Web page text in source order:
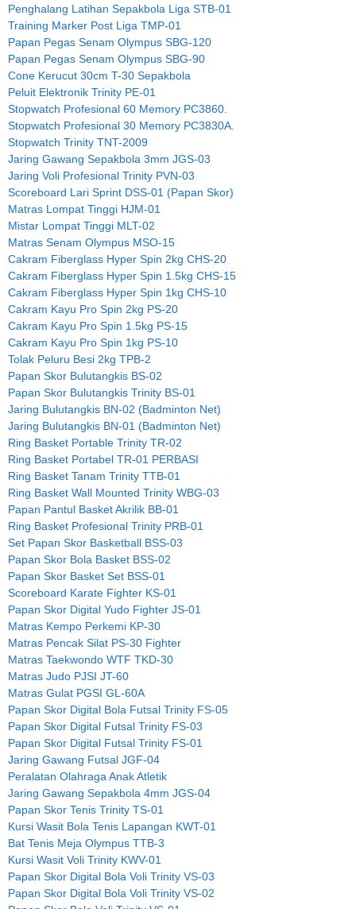
Penghalang Latihan Sepakbola Liga STB-01
Training Marker Post Liga TMP-01
Papan Pegas Senam Olympus SBG-120
Papan Pegas Senam Olympus SBG-90
Cone Kerucut 30cm T-30 Sepakbola
Peluit Elektronik Trinity PE-01
Stopwatch Profesional 60 Memory PC3860.
Stopwatch Profesional 30 Memory PC3830A.
Stopwatch Trinity TNT-2009
Jaring Gawang Sepakbola 3mm JGS-03
Jaring Voli Profesional Trinity PVN-03
Scoreboard Lari Sprint DSS-01 (Papan Skor)
Matras Lompat Tinggi HJM-01
Mistar Lompat Tinggi MLT-02
Matras Senam Olympus MSO-15
Cakram Fiberglass Hyper Spin 2kg CHS-20
Cakram Fiberglass Hyper Spin 1.5kg CHS-15
Cakram Fiberglass Hyper Spin 1kg CHS-10
Cakram Kayu Pro Spin 2kg PS-20
Cakram Kayu Pro Spin 1.5kg PS-15
Cakram Kayu Pro Spin 1kg PS-10
Tolak Peluru Besi 2kg TPB-2
Papan Skor Bulutangkis BS-02
Papan Skor Bulutangkis Trinity BS-01
Jaring Bulutangkis BN-02 (Badminton Net)
Jaring Bulutangkis BN-01 (Badminton Net)
Ring Basket Portable Trinity TR-02
Ring Basket Portabel TR-01 PERBASI
Ring Basket Tanam Trinity TTB-01
Ring Basket Wall Mounted Trinity WBG-03
Papan Pantul Basket Akrilik BB-01
Ring Basket Profesional Trinity PRB-01
Set Papan Skor Basketball BSS-03
Papan Skor Bola Basket BSS-02
Papan Skor Basket Set BSS-01
Scoreboard Karate Fighter KS-01
Papan Skor Digital Yudo Fighter JS-01
Matras Kempo Perkemi KP-30
Matras Pencak Silat PS-30 Fighter
Matras Taekwondo WTF TKD-30
Matras Judo PJSI JT-60
Matras Gulat PGSI GL-60A
Papan Skor Digital Bola Futsal Trinity FS-05
Papan Skor Digital Futsal Trinity FS-03
Papan Skor Digital Futsal Trinity FS-01
Jaring Gawang Futsal JGF-04
Peralatan Olahraga Anak Atletik
Jaring Gawang Sepakbola 4mm JGS-04
Papan Skor Tenis Trinity TS-01
Kursi Wasit Bola Tenis Lapangan KWT-01
Bat Tenis Meja Olympus TTB-3
Kursi Wasit Voli Trinity KWV-01
Papan Skor Digital Bola Voli Trinity VS-03
Papan Skor Digital Bola Voli Trinity VS-02